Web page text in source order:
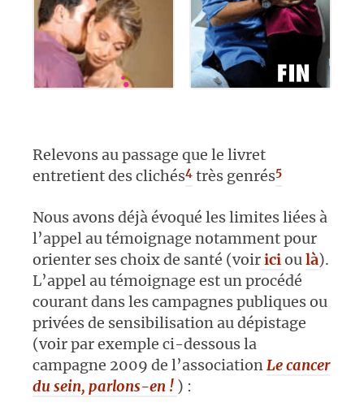
Relevons au passage que le livret
entretient des clichés4 très genrés5
Nous avons déjà évoqué les limites liées à
l’appel au témoignage notamment pour
orienter ses choix de santé (voiricioulà).
L’appel au témoignage est un procédé
courant dans les campagnes publiques ou
privées de sensibilisation au dépistage
(voir par exemple ci-dessous la
campagne 2009 de l’associationLe cancer
du sein, parlons-en ! ) :